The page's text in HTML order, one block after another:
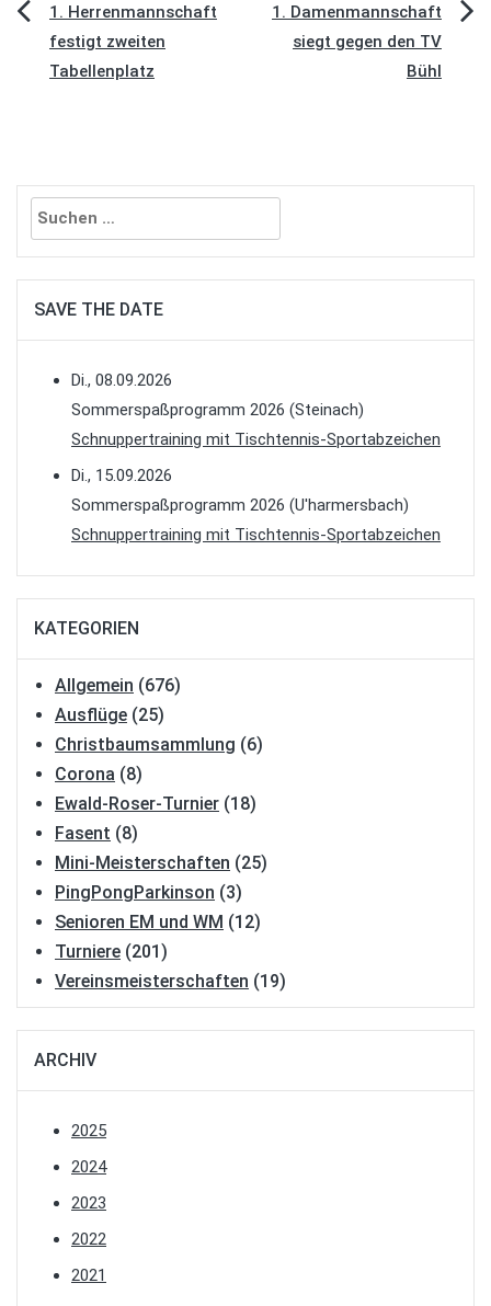
Beitragsnavigation
1. Herrenmannschaft
festigt zweiten
Tabellenplatz
1. Damenmannschaft
siegt gegen den TV
Bühl
Suchen
nach:
SAVE THE DATE
Di., 08.09.2026
Sommerspaßprogramm 2026 (Steinach)
Schnuppertraining mit Tischtennis-Sportabzeichen
Di., 15.09.2026
Sommerspaßprogramm 2026 (U'harmersbach)
Schnuppertraining mit Tischtennis-Sportabzeichen
KATEGORIEN
Allgemein (676)
Ausflüge (25)
Christbaumsammlung (6)
Corona (8)
Ewald-Roser-Turnier (18)
Fasent (8)
Mini-Meisterschaften (25)
PingPongParkinson (3)
Senioren EM und WM (12)
Turniere (201)
Vereinsmeisterschaften (19)
ARCHIV
2025
2024
2023
2022
2021